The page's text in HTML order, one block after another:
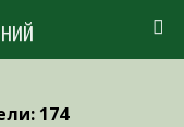
174